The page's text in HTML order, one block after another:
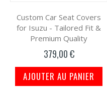
Custom Car Seat Covers
for Isuzu - Tailored Fit &
Premium Quality
379,00 €
AJOUTER AU PANIER